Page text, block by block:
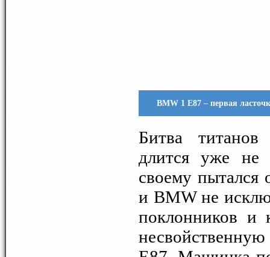
BMW 1 E87 – первая
Битва титанов
длится уже
своему пытался
и BMW не
поклонников и